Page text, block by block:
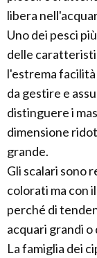
libera
Uno dei pesci
delle
l'estrema
da gestire e
distinguere i
dimensione
grande.
Gli scalari sono
colorati ma con
perché di
acquari grandi o
La famiglia dei